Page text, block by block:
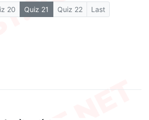
20 Quiz 21 (current)
Quiz 22 Last